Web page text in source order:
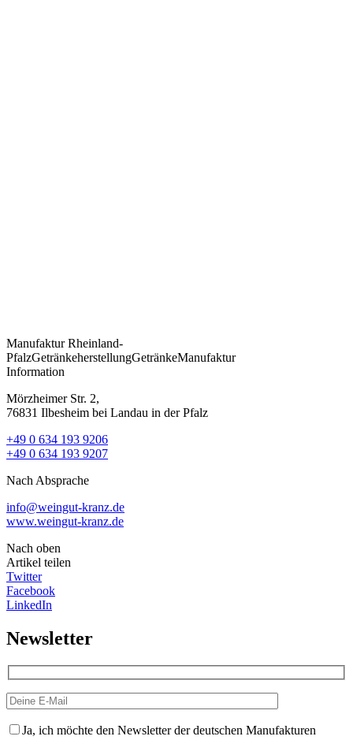
Manufaktur Rheinland-
PfalzGetränkeherstellungGetränkeManufaktur
Information
Mörzheimer Str. 2,
76831 Ilbesheim bei Landau in der Pfalz
+49 0 634 193 9206
+49 0 634 193 9207
Nach Absprache
info@weingut-kranz.de
www.weingut-kranz.de
Nach oben
Artikel teilen
Twitter
Facebook
LinkedIn
Newsletter
Ja, ich möchte den Newsletter der deutschen Manufakturen